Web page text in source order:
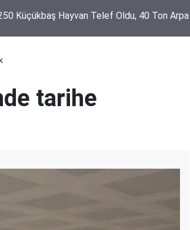
Küçükbaş Hayvan Telef Oldu, 40 Ton
tarihe